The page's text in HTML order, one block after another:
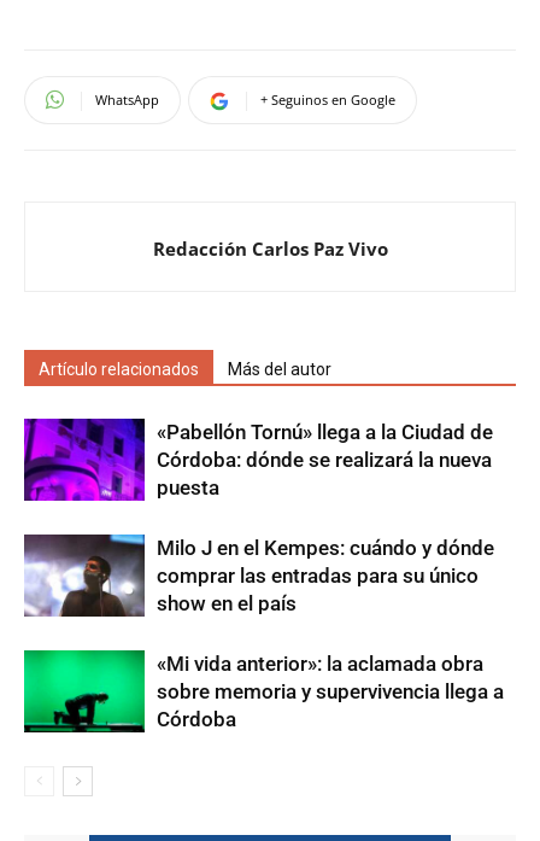
WhatsApp + Seguinos en Google
Redacción Carlos Paz Vivo
Artículo relacionados Más del autor
«Pabellón Tornú» llega a la Ciudad de
Córdoba: dónde se realizará la nueva
puesta
Milo J en el Kempes: cuándo y dónde
comprar las entradas para su único
show en el país
«Mi vida anterior»: la aclamada obra
sobre memoria y supervivencia llega a
Córdoba